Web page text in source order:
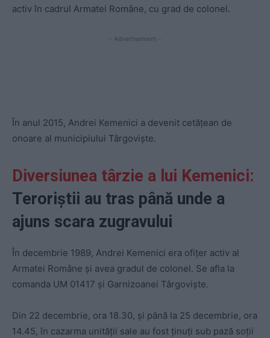
activ în cadrul Armatei Române, cu grad de colonel.
- Advertisement -
În anul 2015, Andrei Kemenici a devenit cetățean de
onoare al municipiului Târgoviște.
Diversiunea târzie a lui Kemenici:
Teroriștii au tras până unde a
ajuns scara zugravului
În decembrie 1989, Andrei Kemenici era ofiţer activ al
Armatei Române şi avea gradul de colonel. Se afla la
comanda UM 01417 şi Garnizoanei Târgovişte.
Din 22 decembrie, ora 18.30, şi până la 25 decembrie, ora
14.45, în cazarma unității sale au fost ţinuţi sub pază soţii